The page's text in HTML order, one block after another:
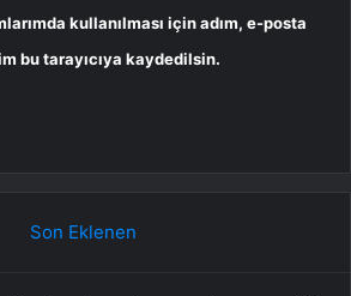
kullanılması için adım, e-posta
bu tarayıcıya kaydedilsin.
Son Eklenen